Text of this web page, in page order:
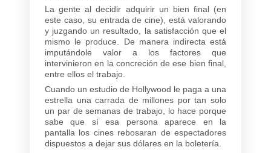
La gente al decidir adquirir un bien final (en
este caso, su entrada de cine), está valorando
y juzgando un resultado, la satisfacción que el
mismo le produce. De manera indirecta está
imputándole valor a los factores que
intervinieron en la concreción de ese bien final,
entre ellos el trabajo.
Cuando un estudio de Hollywood le paga a una
estrella una carrada de millones por tan solo
un par de semanas de trabajo, lo hace porque
sabe que sí esa persona aparece en la
pantalla los cines rebosaran de espectadores
dispuestos a dejar sus dólares en la boletería.